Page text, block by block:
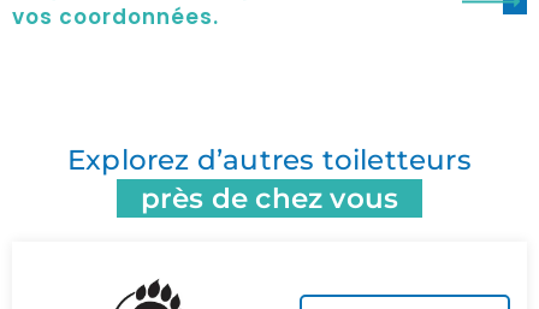
vos coordonnées.
Explorez d’autres toiletteurs
près de chez vous